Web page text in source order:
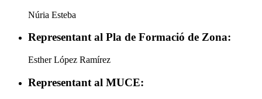
Núria Esteba
Representant al Pla de Formació de Zona:
Esther López Ramírez
Representant al MUCE: